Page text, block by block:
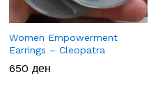
Women Empowerment
Earrings – Cleopatra
650 ден